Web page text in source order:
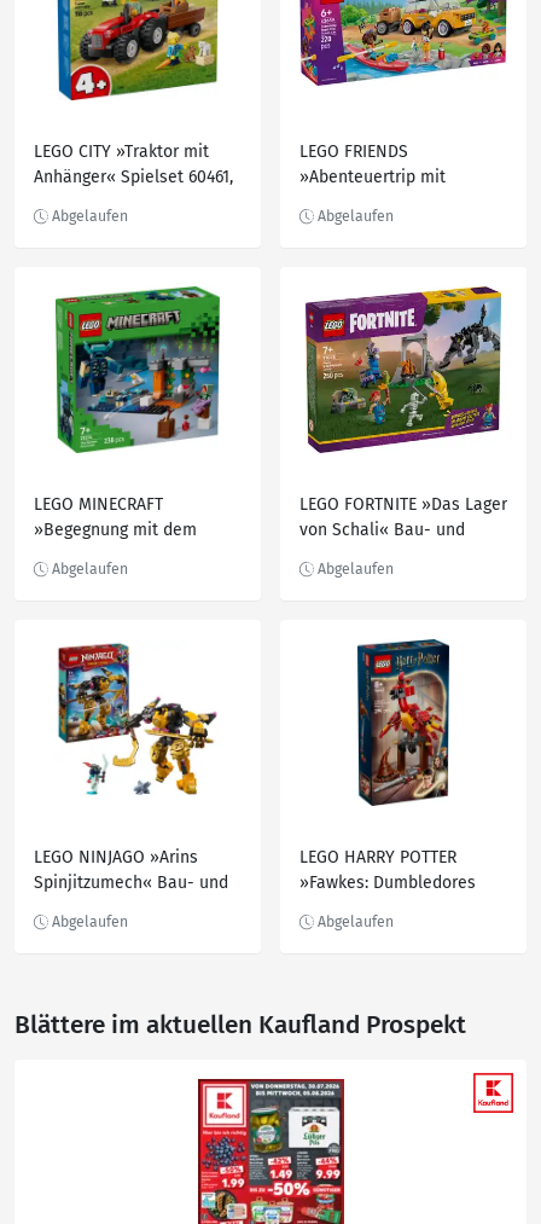
LEGO CITY »Traktor mit
Anhänger« Spielset 60461,
LEGO FRIENDS
»Abenteuertrip mit
220-teilig
LEGO MINECRAFT
»Begegnung mit dem
238-teilig
LEGO FORTNITE »Das Lager
von Schali« Bau- und
LEGO NINJAGO »Arins
Spinjitzumech« Bau- und
LEGO HARRY POTTER
»Fawkes: Dumbledores
76448, 299-teilig
Blättere im aktuellen Kaufland Prospekt